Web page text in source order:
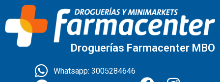
Droguerías Farmacenter MBO
Whatsapp: 3005284646